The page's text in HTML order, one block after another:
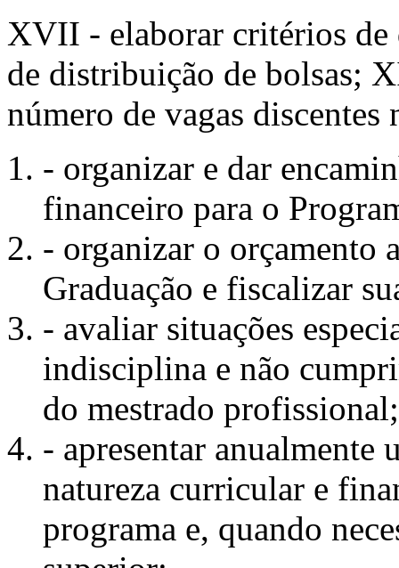
XVII - elaborar critérios de
de distribuição de bolsas;
número de vagas
- organizar e dar
financeiro para o
- organizar o orçamento
Graduação e fiscalizar
- avaliar situações
indisciplina e não
do mestrado profissional;
- apresentar anualmente
natureza curricular e
programa e, quando